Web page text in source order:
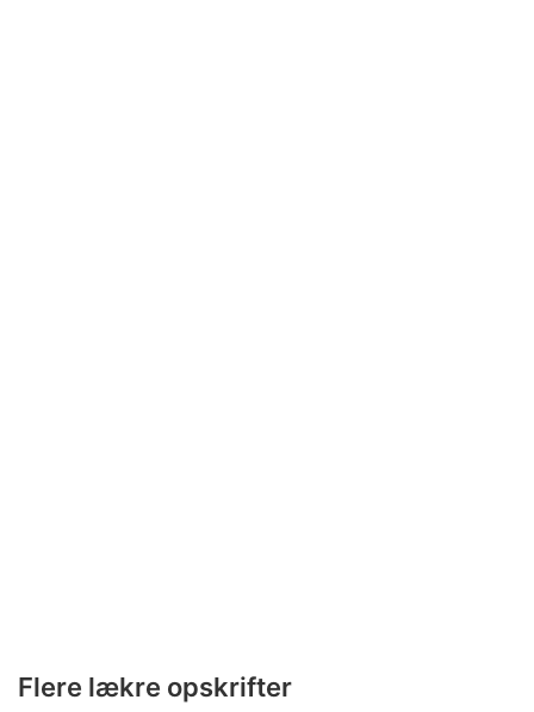
Flere lækre opskrifter